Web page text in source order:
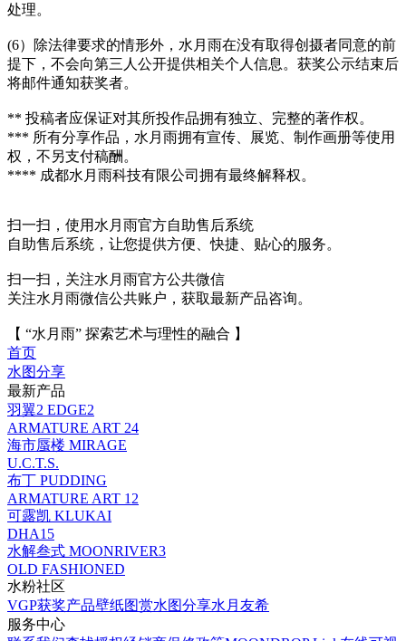
处理。
(6）除法律要求的情形外，水月雨在没有取得创摄者同意的前
提下，不会向第三人公开提供相关个人信息。获奖公示结束后
将邮件通知获奖者。
** 投稿者应保证对其所投作品拥有独立、完整的著作权。
*** 所有分享作品，水月雨拥有宣传、展览、制作画册等使用
权，不另支付稿酬。
**** 成都水月雨科技有限公司拥有最终解释权。
扫一扫，使用水月雨官方自助售后系统
自助售后系统，让您提供方便、快捷、贴心的服务。
扫一扫，关注水月雨官方公共微信
关注水月雨微信公共账户，获取最新产品咨询。
【 “水月雨” 探索艺术与理性的融合 】
首页
水图分享
最新产品
羽翼2 EDGE2
ARMATURE ART 24
海市蜃楼 MIRAGE
U.C.T.S.
布丁 PUDDING
ARMATURE ART 12
可露凯 KLUKAI
DHA15
水解叁式 MOONRIVER3
OLD FASHIONED
水粉社区
VGP获奖产品壁纸图赏水图分享水月友希
服务中心